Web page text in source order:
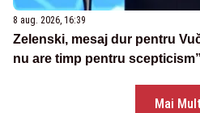
8 aug. 2026, 16:39
Zelenski, mesaj dur pentru
nu are timp pentru scepticism”
Mai